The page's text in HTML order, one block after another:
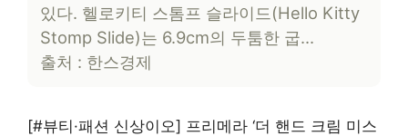
있다. 헬로키티 스톰프 슬라이드(Hello Kitty
Stomp Slide)는 6.9cm의 두툼한 굽…
출처 : 한스경제
[#뷰티·패션 신상이오] 프리메라 ‘더 핸드 크림 미스